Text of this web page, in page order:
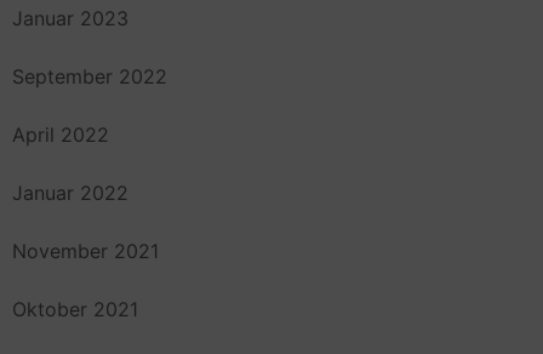
Januar 2023
September 2022
April 2022
Januar 2022
November 2021
Oktober 2021